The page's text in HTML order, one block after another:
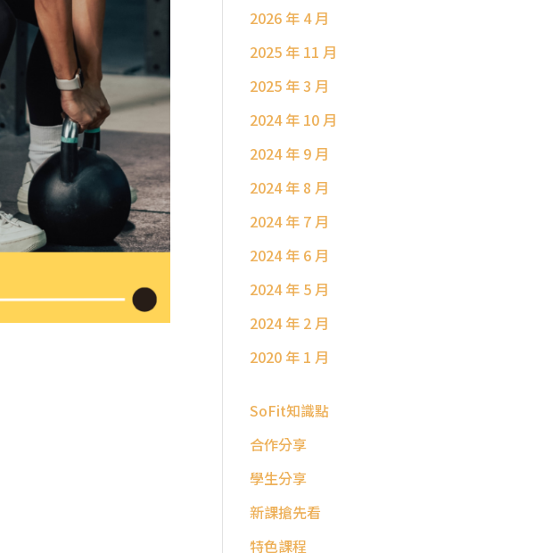
2026 年 4 月
2025 年 11 月
2025 年 3 月
2024 年 10 月
2024 年 9 月
2024 年 8 月
2024 年 7 月
2024 年 6 月
2024 年 5 月
2024 年 2 月
2020 年 1 月
SoFit知識點
合作分享
學生分享
新課搶先看
特色課程